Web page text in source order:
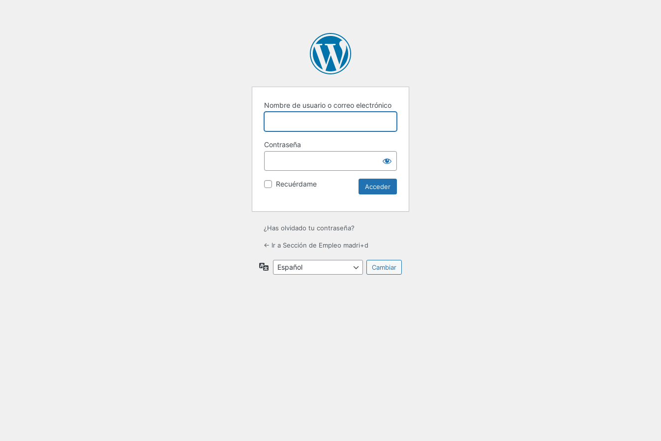
Nombre de usuario o correo electrónico
Contraseña
Recuérdame
¿Has olvidado tu contraseña?
← Ir a Sección de Empleo madri+d
Idioma